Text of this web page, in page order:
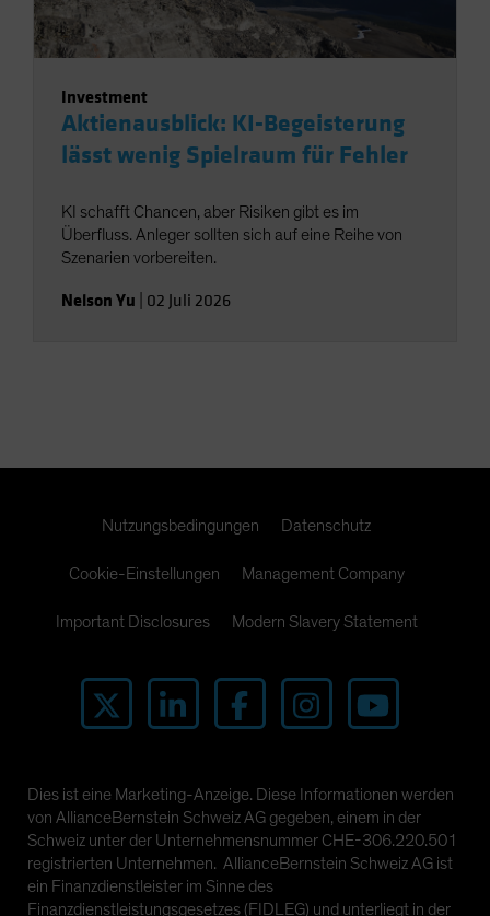
Investment
Aktienausblick: KI-Begeisterung
lässt wenig Spielraum für Fehler
KI schafft Chancen, aber Risiken gibt es im
Überfluss. Anleger sollten sich auf eine Reihe von
Szenarien vorbereiten.
Nelson Yu 02 Juli 2026
Nutzungsbedingungen Datenschutz
Cookie-Einstellungen Management Company
Important Disclosures Modern Slavery Statement
Dies ist eine Marketing-Anzeige. Diese Informationen werden
von AllianceBernstein Schweiz AG gegeben, einem in der
Schweiz unter der Unternehmensnummer CHE-306.220.501
registrierten Unternehmen. AllianceBernstein Schweiz AG ist
ein Finanzdienstleister im Sinne des
Finanzdienstleistungsgesetzes (FIDLEG) und unterliegt in der